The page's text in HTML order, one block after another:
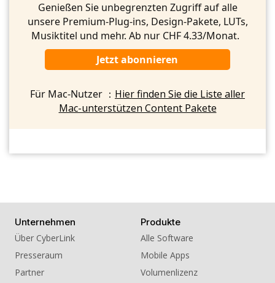
Genießen Sie unbegrenzten Zugriff auf alle
unsere Premium-Plug-ins, Design-Pakete, LUTs,
Musiktitel und mehr. Ab nur CHF 4.33/Monat.
Jetzt abonnieren
Für Mac-Nutzer ： Hier finden Sie die Liste aller
Mac-unterstützen Content Pakete
Unternehmen
Über CyberLink
Presseraum
Partner
Produkte
Alle Software
Mobile Apps
Volumenlizenz